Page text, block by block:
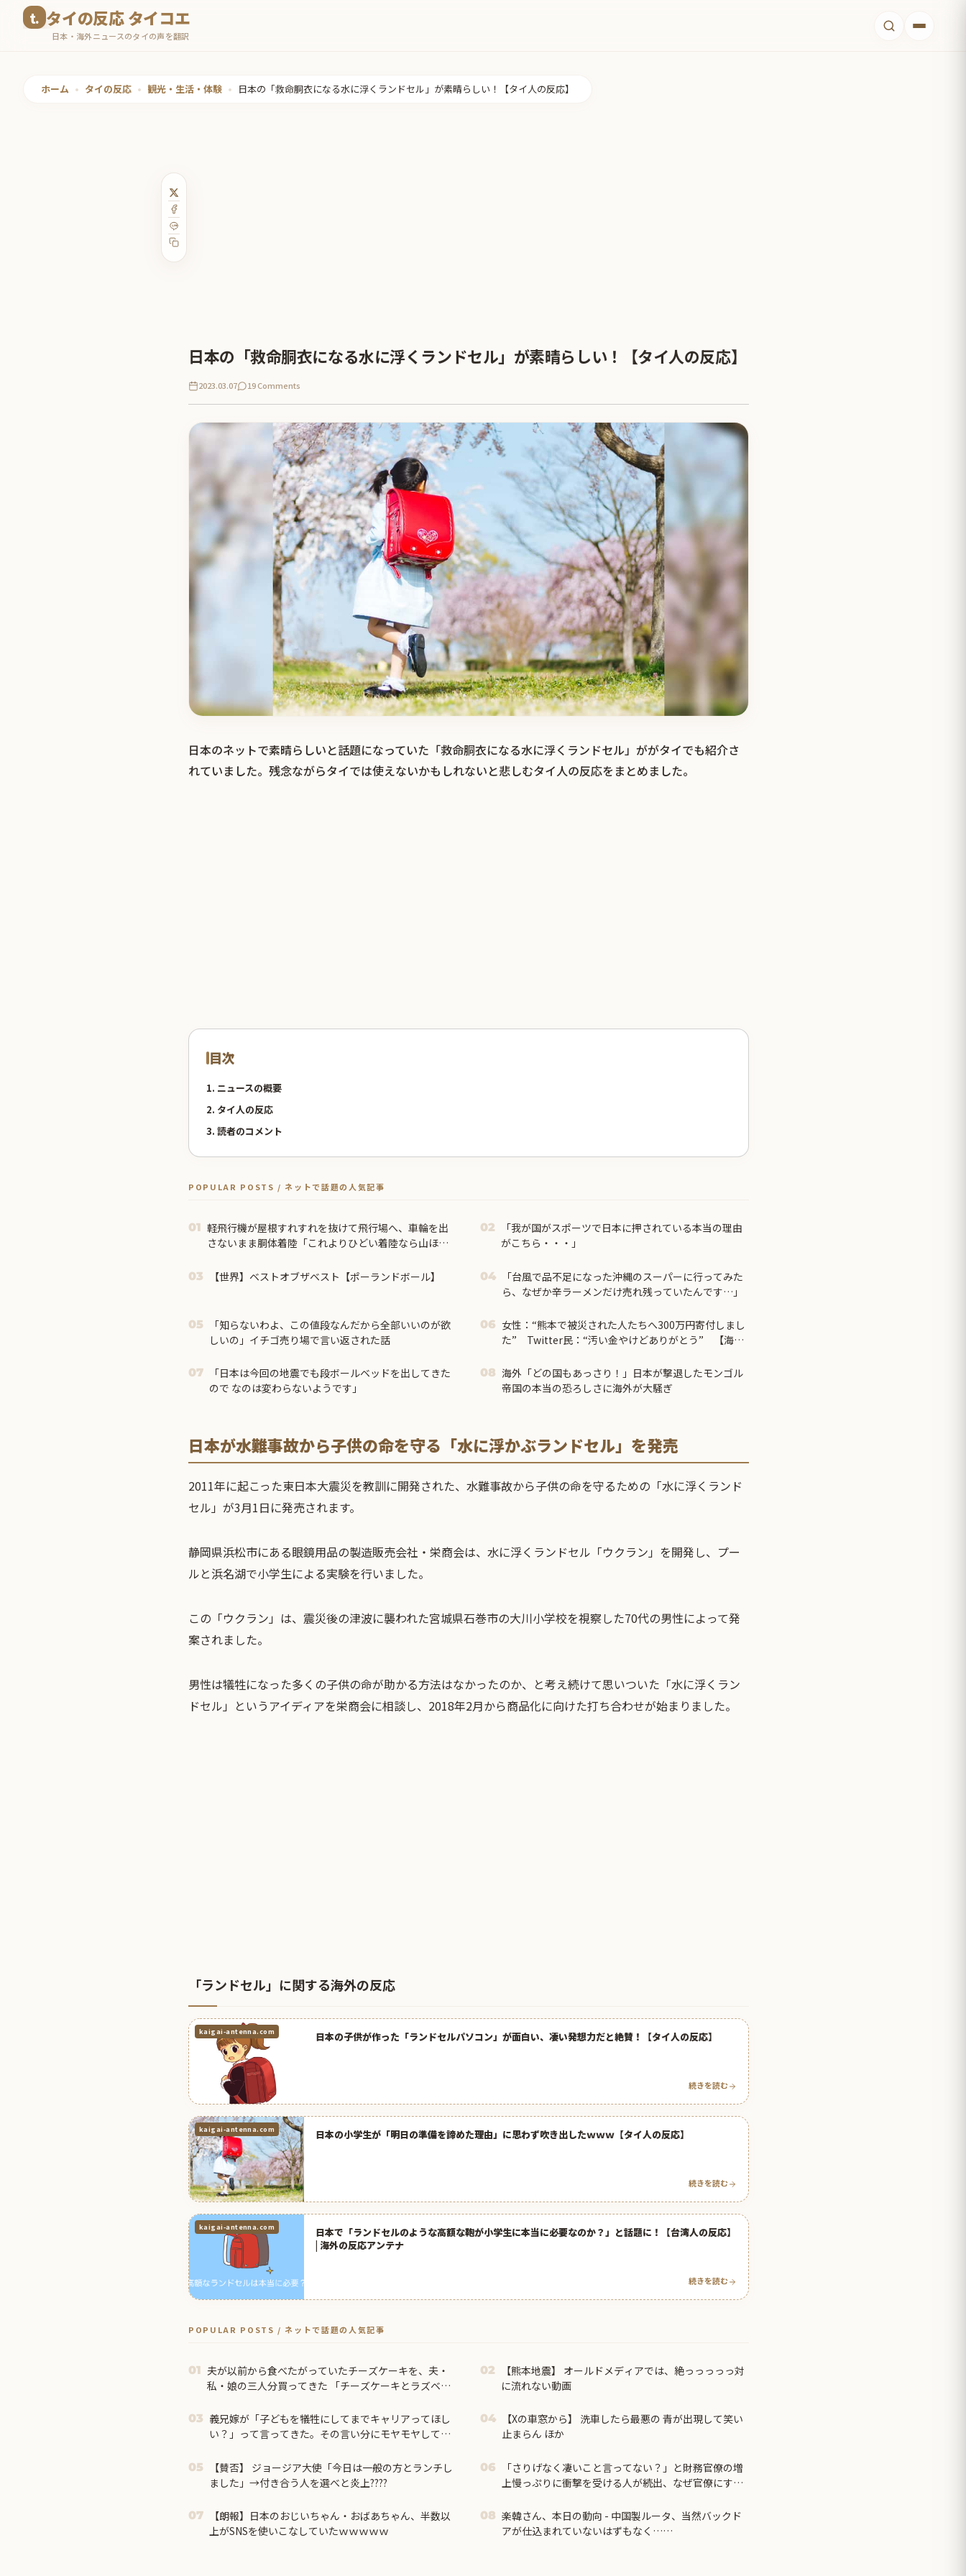
タイの反応 タイコエ
日本・海外ニュースのタイの声を翻訳
ホーム • タイの反応 • 観光・生活・体験 • 日本の「救命胴衣になる水に浮くランドセル」が素晴らしい！【タイ人の反応】
日本の「救命胴衣になる水に浮くランドセル」が素晴らしい！【タイ人の反応】
2023.03.07 19 Comments
日本のネットで素晴らしいと話題になっていた「救命胴衣になる水に浮くランドセル」ががタイでも紹介さ
れていました。残念ながらタイでは使えないかもしれないと悲しむタイ人の反応をまとめました。
目次
1. ニュースの概要
2. タイ人の反応
3. 読者のコメント
POPULAR POSTS / ネットで話題の人気記事
01 軽飛行機が屋根すれすれを抜けて飛行場へ、車輪を出
さないまま胴体着陸「これよりひどい着陸なら山ほど
02
「我が国がスポーツで日本に押されている本当の理由
がこちら・・・」
03 【世界】ベストオブザベスト【ポーランドボール】 04
「台風で品不足になった沖縄のスーパーに行ってみた
ら、なぜか辛ラーメンだけ売れ残っていたんです…」
05
「知らないわよ、この値段なんだから全部いいのが欲
しいの」イチゴ売り場で言い返された話
06 女性：“熊本で被災された人たちへ300万円寄付しまし
た” Twitter民：“汚い金やけどありがとう” 【海外
07
「日本は今回の地震でも段ボールベッドを出してきた
ので なのは変わらないようです」
08 海外「どの国もあっさり！」日本が撃退したモンゴル
帝国の本当の恐ろしさに海外が大騒ぎ
日本が水難事故から子供の命を守る「水に浮かぶランドセル」を発売
2011年に起こった東日本大震災を教訓に開発された、水難事故から子供の命を守るための「水に浮くランド
セル」が3月1日に発売されます。
静岡県浜松市にある眼鏡用品の製造販売会社・栄商会は、水に浮くランドセル「ウクラン」を開発し、プー
ルと浜名湖で小学生による実験を行いました。
この「ウクラン」は、震災後の津波に襲われた宮城県石巻市の大川小学校を視察した70代の男性によって発
案されました。
男性は犠牲になった多くの子供の命が助かる方法はなかったのか、と考え続けて思いついた「水に浮くラン
ドセル」というアイディアを栄商会に相談し、2018年2月から商品化に向けた打ち合わせが始まりました。
「ランドセル」に関する海外の反応
kaigai-antenna.com 日本の子供が作った「ランドセルパソコン」が面白い、凄い発想力だと絶賛！【タイ人の反応】
続きを読む
kaigai-antenna.com 日本の小学生が「明日の準備を諦めた理由」に思わず吹き出したｗｗｗ【タイ人の反応】
続きを読む
kaigai-antenna.com
日本で「ランドセルのような高額な鞄が小学生に本当に必要なのか？」と話題に！【台湾人の反応】
| 海外の反応アンテナ
続きを読む
POPULAR POSTS / ネットで話題の人気記事
01 夫が以前から食べたがっていたチーズケーキを、夫・
私・娘の三人分買ってきた 「チーズケーキとラズベリ
って外出 → 帰宅すると…
02
【熊本地震】 オールドメディアでは、絶っっっっっ対
に流れない動画
03 義兄嫁が「子どもを犠牲にしてまでキャリアってほし
い？」って言ってきた。その言い分にモヤモヤして…
04
【Xの車窓から】 洗車したら最悪の 青が出現して笑い
止まらん ほか
05
【賛否】 ジョージア大使「今日は一般の方とランチし
ました」→付き合う人を選べと炎上????
06
「さりげなく凄いこと言ってない？」と財務官僚の増
上慢っぷりに衝撃を受ける人が続出、なぜ官僚にすぎ
07
【朗報】日本のおじいちゃん・おばあちゃん、半数以
上がSNSを使いこなしていたｗｗｗｗｗ
08 楽韓さん、本日の動向 - 中国製ルータ、当然バックド
アが仕込まれていないはずもなく……